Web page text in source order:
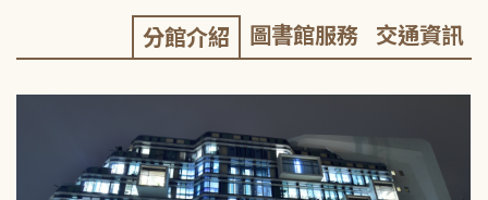
分館介紹 圖書館服務 交通資訊